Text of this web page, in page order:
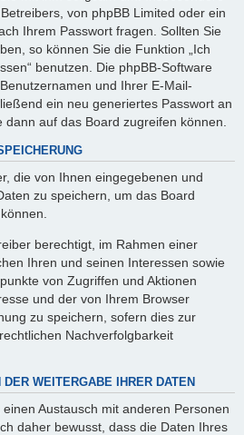
von phpBB Limited oder ein
Ihrem Passwort fragen. Sollten Sie
so können Sie die Funktion „Ich
benutzen. Die phpBB-Software
und Ihrer E-Mail-
ein neu generiertes Passwort an
auf das Board zugreifen können.
die von Ihnen eingegebenen und
zu speichern, um das Board
berechtigt, im Rahmen einer
Ihren und seinen Interessen sowie
von Zugriffen und Aktionen
und der von Ihrem Browser
zu speichern, sofern dies zur
Nachverfolgbarkeit
WEITERGABE IHRER DATEN
Austausch mit anderen Personen
daher bewusst, dass die Daten Ihres